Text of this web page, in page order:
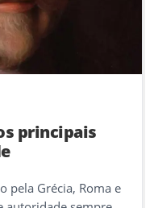
principais
pela Grécia, Roma e